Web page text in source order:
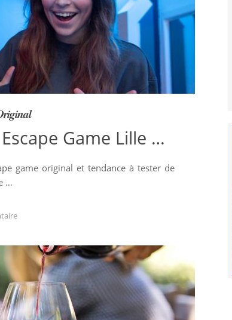
Game Lille …
game original et tendance à tester de
…